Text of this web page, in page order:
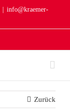
| info@kraemer-
Zurück